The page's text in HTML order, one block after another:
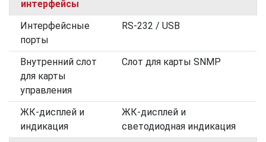
интерфейсы
Интерфейсные
порты
RS-232 / USB
Внутренний слот
для карты
управления
Слот для карты SNMP
ЖК-дисплей и
индикация
ЖК-дисплей и
светодиодная индикация